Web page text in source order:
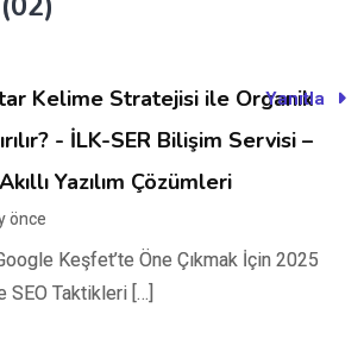
Kelime Stratejisi ile Organik
- İLK-SER Bilişim Servisi –
Yazılım Çözümleri
önce
Keşfet’te Öne Çıkmak İçin 2025
SEO Taktikleri […]
Yanıtla